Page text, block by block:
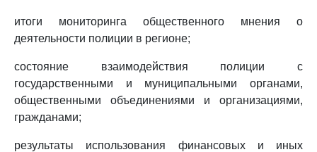
итоги мониторинга общественного мнения о
деятельности полиции в регионе;
состояние взаимодействия полиции с
государственными и муниципальными органами,
общественными объединениями и организациями,
гражданами;
результаты использования финансовых и иных